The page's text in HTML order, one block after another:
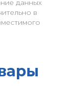
данных
в